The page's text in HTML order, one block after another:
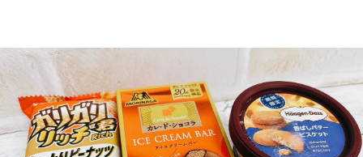
お知らせ
イベント・グッズ
YouTube
会社情報